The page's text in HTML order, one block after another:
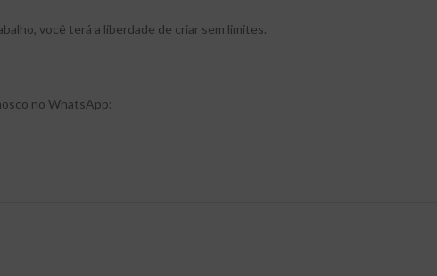
você terá a liberdade de criar sem limites.
no WhatsApp: